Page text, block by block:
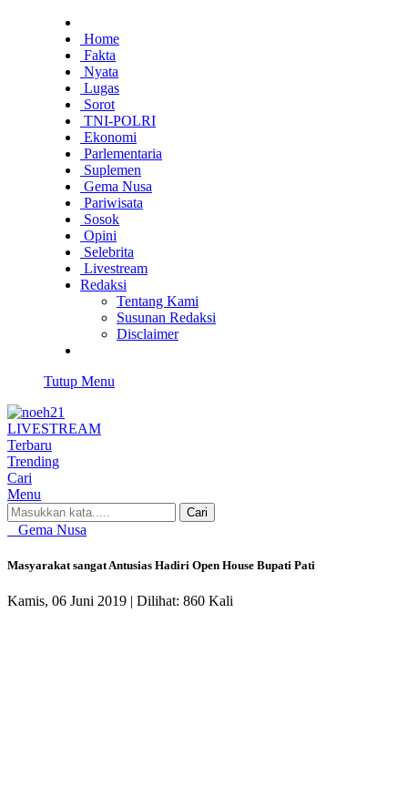
Home
Fakta
Nyata
Lugas
Sorot
TNI-POLRI
Ekonomi
Parlementaria
Suplemen
Gema Nusa
Pariwisata
Sosok
Opini
Selebrita
Livestream
Redaksi
Tentang Kami
Susunan Redaksi
Disclaimer
Tutup Menu
LIVESTREAM
Terbaru
Trending
Cari
Menu
Cari
Gema Nusa
Masyarakat sangat Antusias Hadiri Open House Bupati Pati
Kamis, 06 Juni 2019 | Dilihat: 860 Kali